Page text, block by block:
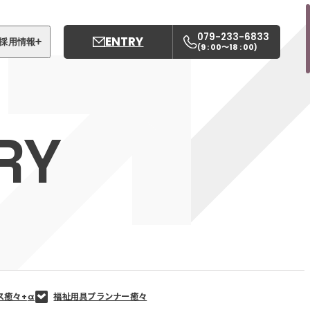
姫路中央保育園
用情報 ENTRY 079-233-6833
(9 : 00〜18 : 00)
癒々+α 福祉用具プランナー癒々